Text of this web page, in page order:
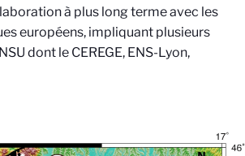
à plus long terme avec les
européens, impliquant plusieurs
dont le CEREGE, ENS-Lyon,